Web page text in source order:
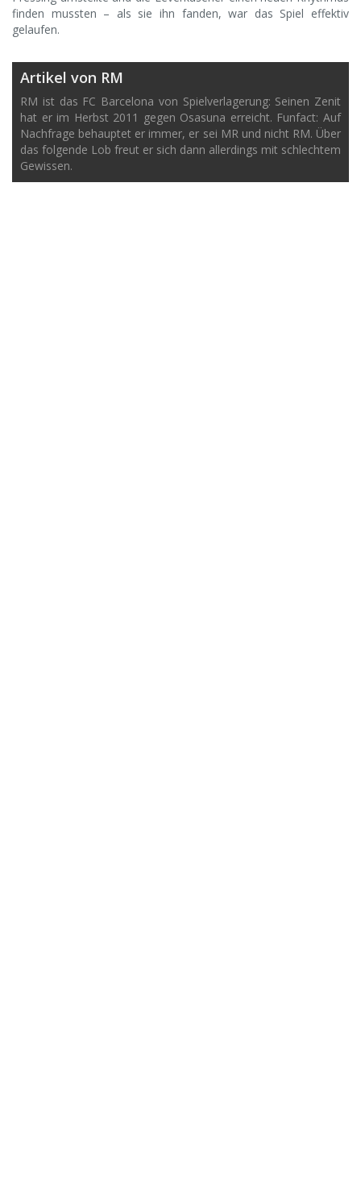
finden mussten – als sie ihn fanden, war das Spiel effektiv
gelaufen.
Artikel von RM
RM ist das FC Barcelona von Spielverlagerung: Seinen Zenit
hat er im Herbst 2011 gegen Osasuna erreicht. Funfact: Auf
Nachfrage behauptet er immer, er sei MR und nicht RM. Über
das folgende Lob freut er sich dann allerdings mit schlechtem
Gewissen.